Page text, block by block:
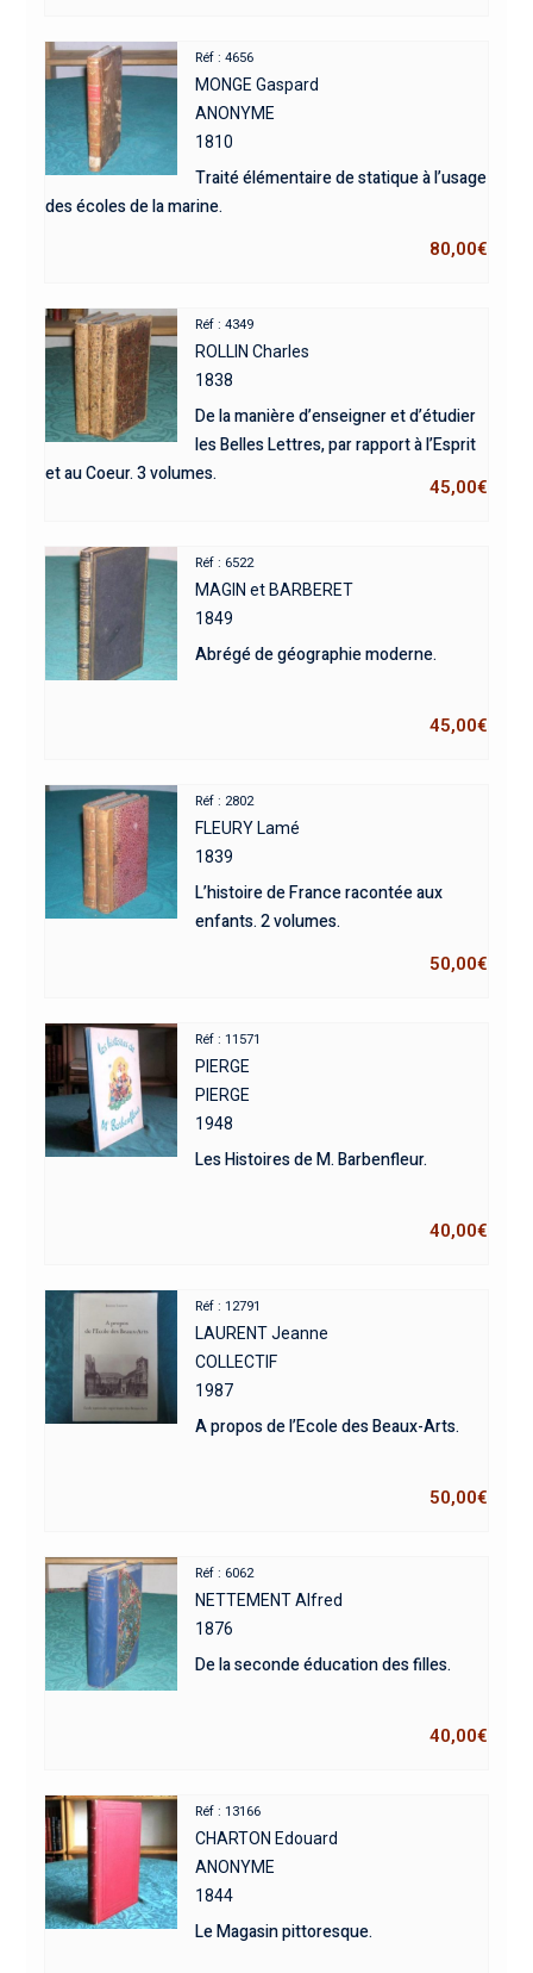
Réf : 4656
MONGE Gaspard
ANONYME
1810
Traité élémentaire de statique à l’usage
des écoles de la marine.
80,00€
Réf : 4349
ROLLIN Charles
1838
De la manière d’enseigner et d’étudier
les Belles Lettres, par rapport à l’Esprit
et au Coeur. 3 volumes.
45,00€
Réf : 6522
MAGIN et BARBERET
1849
Abrégé de géographie moderne.
45,00€
Réf : 2802
FLEURY Lamé
1839
L’histoire de France racontée aux
enfants. 2 volumes.
50,00€
Réf : 11571
PIERGE
PIERGE
1948
Les Histoires de M. Barbenfleur.
40,00€
Réf : 12791
LAURENT Jeanne
COLLECTIF
1987
A propos de l’Ecole des Beaux-Arts.
50,00€
Réf : 6062
NETTEMENT Alfred
1876
De la seconde éducation des filles.
40,00€
Réf : 13166
CHARTON Edouard
ANONYME
1844
Le Magasin pittoresque.